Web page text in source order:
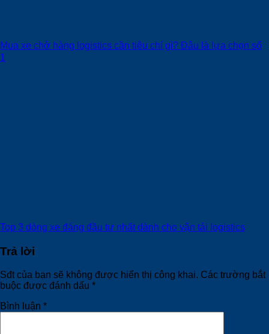
Mua xe chở hàng logistics cần tiêu chí gì? Đâu là lựa chọn số
1
Top 3 dòng xe đáng đầu tư nhất dành cho vận tải logistics
Trả lời
Sđt của bạn sẽ không được hiển thị công khai. Các trường bắt
buộc được đánh dấu *
Bình luận *